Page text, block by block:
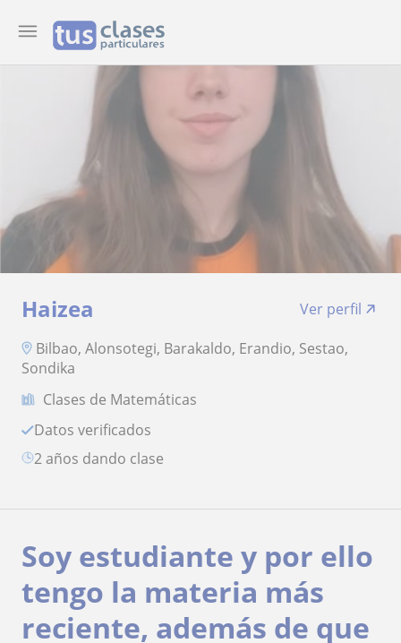
Haizea
Ver perfil
Bilbao, Alonsotegi, Barakaldo, Erandio, Sestao,
Sondika
Clases de Matemáticas
Datos verificados
2 años dando clase
Soy estudiante y por ello
tengo la materia más
reciente, además de que